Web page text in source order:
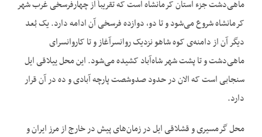
ماهی‌‌دشت جزء استان کرمانشاه است که تقریباً از چهارفرسخی غرب شهر
کرمانشاه شروع می‌‌شود و تا دو، دوازده فرسخی آن ادامه دارد. یک بُعد
دیگر آن از دامنه‌‌ی کوه شاهو نزدیک روانسرآغاز و تا کاروانسرای
ماهی‌‌دشت و تا پشت شهر شاه‌‌آباد کشیده می‌‌شود. این محل ییلاقی ایل
سنجابی است که الان در حدود صدوشصت پارچه آبادی و ده در آن قرار
دارد.
محل گرمسیری و قشلاقی ایل در زمان‌‌های پیش در خارج از مرز ایران و